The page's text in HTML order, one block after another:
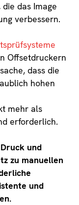
das Image
verbessern.
Offsetdruckern
dass die
hohen
mehr als
erforderlich.
und
zu manuellen
und